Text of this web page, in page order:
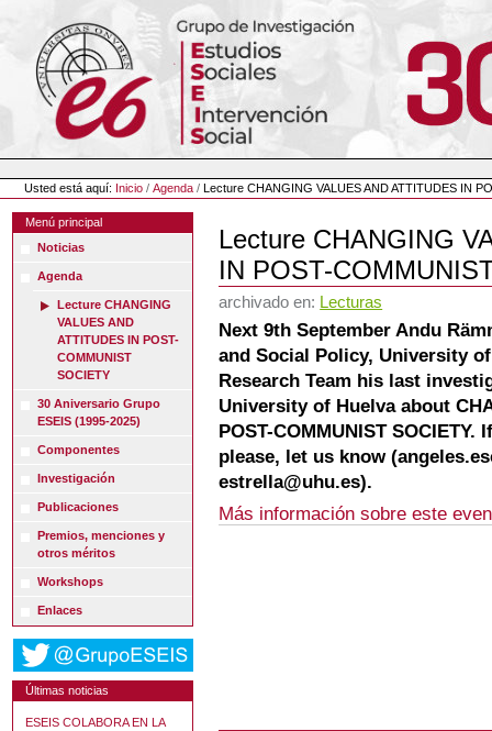
contenido.
navegación
Herramientas
Personales
Usted está aquí: Inicio /Agenda /Lecture CHANGING VALUES AND ATTITUDES IN
Menú principal
Noticias
Agenda
Lecture CHANGING
VALUES AND
ATTITUDES IN POST-
COMMUNIST
SOCIETY
30 Aniversario Grupo
ESEIS (1995-2025)
Componentes
Investigación
Publicaciones
Premios, menciones y
otros méritos
Workshops
Enlaces
Últimas noticias
ESEIS COLABORA EN LA
Lecture CHANGING
IN POST-
archivado en: Lecturas
Next 9th September Andu
and Social Policy, University
Research Team his last
University of Huelva about
POST-COMMUNIST
please, let us know
estrella@uhu.es).
Más información sobre este